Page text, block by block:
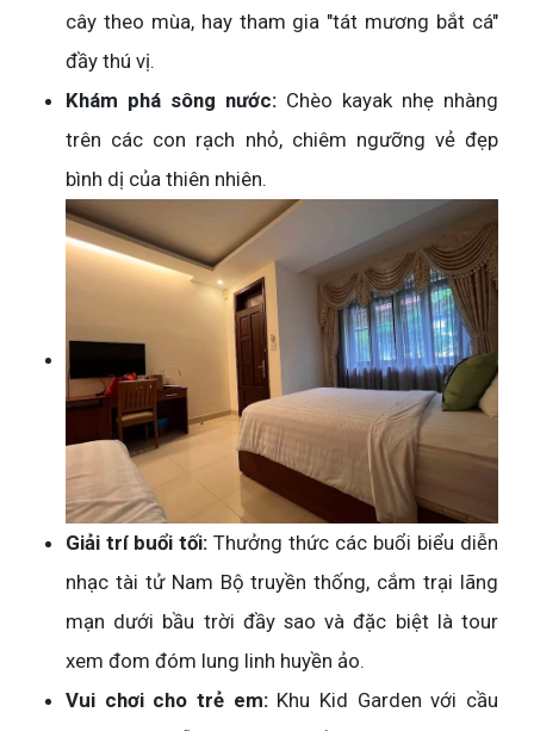
cây theo mùa, hay tham gia "tát mương bắt cá"
đầy thú vị.
Khám phá sông nước: Chèo kayak nhẹ nhàng
trên các con rạch nhỏ, chiêm ngưỡng vẻ đẹp
bình dị của thiên nhiên.
Giải trí buổi tối: Thưởng thức các buổi biểu diễn
nhạc tài tử Nam Bộ truyền thống, cắm trại lãng
mạn dưới bầu trời đầy sao và đặc biệt là tour
xem đom đóm lung linh huyền ảo.
Vui chơi cho trẻ em:Khu Kid Garden với cầu